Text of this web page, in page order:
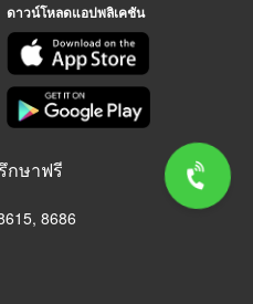
ดาวน์โหลดแอปพลิเคชัน
กษาฟรี
8686